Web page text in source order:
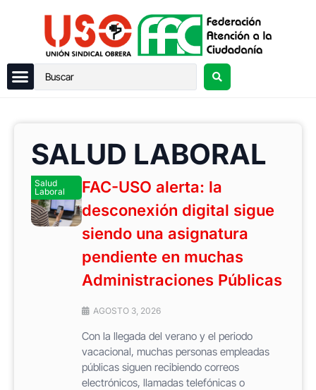
SALUD LABORAL
Salud
Laboral
FAC-USO alerta: la
desconexión digital sigue
siendo una asignatura
pendiente en muchas
Administraciones Públicas
AGOSTO 3, 2026
Con la llegada del verano y el periodo
vacacional, muchas personas empleadas
públicas siguen recibiendo correos
electrónicos, llamadas telefónicas o